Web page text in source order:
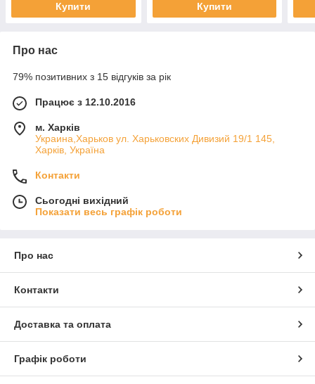
Купити Купити
Про нас
79% позитивних з 15 відгуків за рік
Працює з 12.10.2016
м. Харків
Украина,Харьков ул. Харьковских Дивизий 19/1 145,
Харків, Україна
Контакти
Сьогодні вихідний
Показати весь графік роботи
Про нас
Контакти
Доставка та оплата
Графік роботи